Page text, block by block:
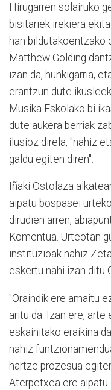
Hirugarren solairuko
bisitariek irekiera
han bildutakoentzako
Matthew Golding
izan da, hunkigarria,
erantzun dute
Musika Eskolako bi
dute aukera berriak
ilusioz direla, "nahiz
galdu egiten diren".
Iñaki Ostolaza
aipatu bospasei
dirudien arren,
Komentua. Urteotan
instituzioak nahiz
eskertu nahi izan ditu
"Oraindik ere amaitu
aritu da. Izan ere,
eskainitako eraikina
nahiz
hartze prozesua
Aterpetxea ere aipatu